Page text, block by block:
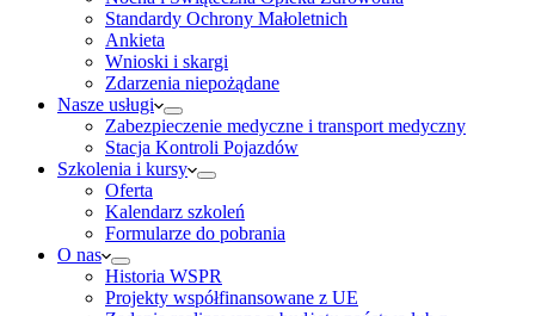
Standardy Ochrony Małoletnich
Ankieta
Wnioski i skargi
Zdarzenia niepożądane
Nasze usługi
Zabezpieczenie medyczne i transport medyczny
Stacja Kontroli Pojazdów
Szkolenia i kursy
Oferta
Kalendarz szkoleń
Formularze do pobrania
O nas
Historia WSPR
Projekty współfinansowane z UE